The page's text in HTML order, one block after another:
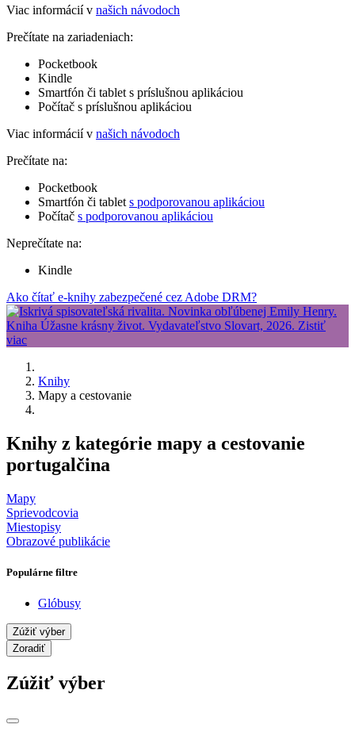
Viac informácií v našich návodoch
Prečítate na zariadeniach:
Pocketbook
Kindle
Smartfón či tablet s príslušnou aplikáciou
Počítač s príslušnou aplikáciou
Viac informácií v našich návodoch
Prečítate na:
Pocketbook
Smartfón či tablet s podporovanou aplikáciou
Počítač s podporovanou aplikáciou
Neprečítate na:
Kindle
Ako čítať e-knihy zabezpečené cez Adobe DRM?
Knihy
Mapy a cestovanie
Knihy z kategórie mapy a cestovanie
portugalčina
Mapy
Sprievodcovia
Miestopisy
Obrazové publikácie
Populárne filtre
Glóbusy
Zúžiť výber
Zoradiť
Zúžiť výber